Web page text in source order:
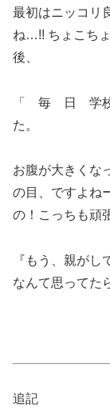
最初はニッコリ
ね…!! ちょこち
後、
「 毎 日 学
た。
お腹が大きくな
の目、ですよね
の！こっちも頑
『もう、親が
なんて思ってた
追記